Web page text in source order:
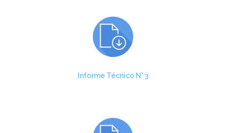
Informe Técnico N° 3